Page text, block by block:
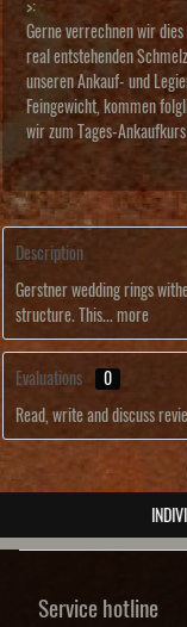
>:
Gerne verrechnen wir
real entstehenden
unseren Ankauf- und
Feingewicht, kommen
wir zum Tages-
Description
Gerstner wedding rings
structure. This... more
Evaluations 0
Read, write and discuss
Service hotline